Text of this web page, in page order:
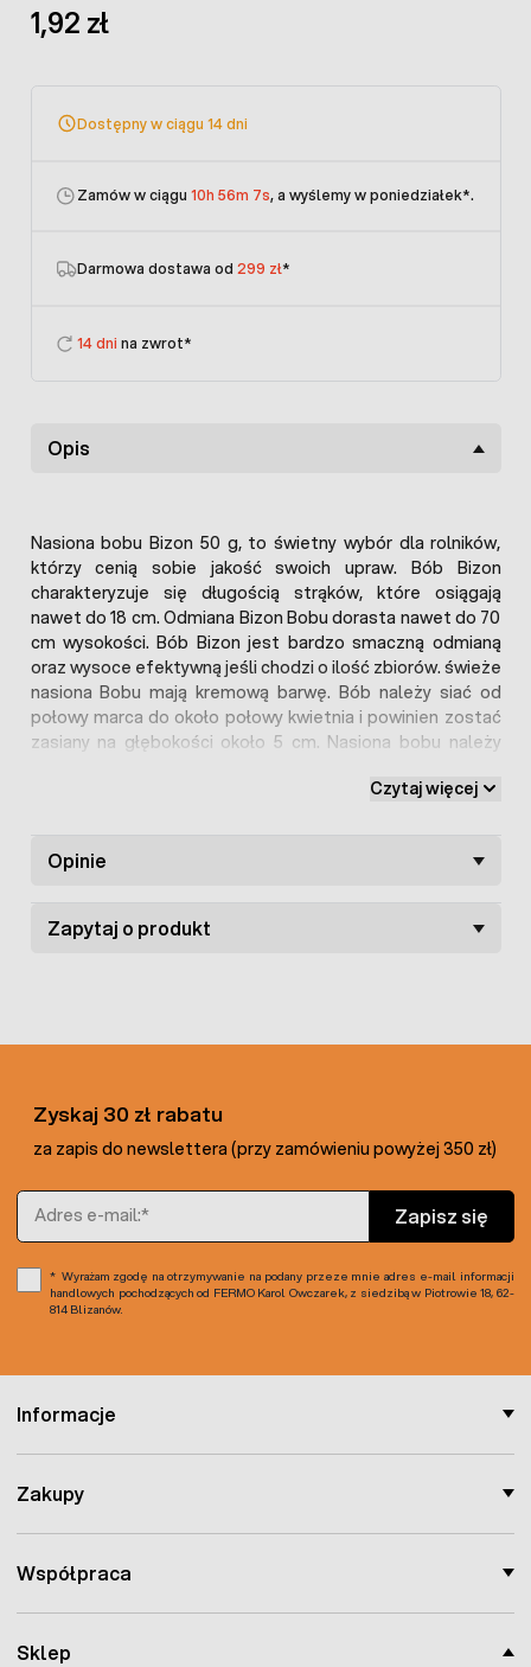
1,92 zł
Dostępny w ciągu 14 dni
Zamów w ciągu 10h 56m 7s, a wyślemy w poniedziałek*.
Darmowa dostawa od 299 zł*
14 dni na zwrot*
Opis
Nasiona bobu Bizon 50 g, to świetny wybór dla rolników,
którzy cenią sobie jakość swoich upraw. Bób Bizon
charakteryzuje się długością strąków, które osiągają
nawet do 18 cm. Odmiana Bizon Bobu dorasta nawet do 70
cm wysokości. Bób Bizon jest bardzo smaczną odmianą
oraz wysoce efektywną jeśli chodzi o ilość zbiorów. świeże
nasiona Bobu mają kremową barwę. Bób należy siać od
połowy marca do około połowy kwietnia i powinien zostać
zasiany na głębokości około 5 cm. Nasiona bobu należy
które zachowują od siebie odstęp przynajmniej 60 cm.
bogata w próchnicę.
Czytaj więcej
Opinie
Zapytaj o produkt
Sklep
Informacje
Zakupy
Współpraca
Zyskaj 30 zł rabatu
za zapis do newslettera (przy zamówieniu powyżej 350 zł)
Adres e-mail
Zapisz się
Wyrażam zgodę na otrzymywanie na podany przeze mnie adres e-mail informacji
handlowych pochodzących od FERMO Karol Owczarek, z siedzibą w Piotrowie 18, 62-
814 Blizanów.